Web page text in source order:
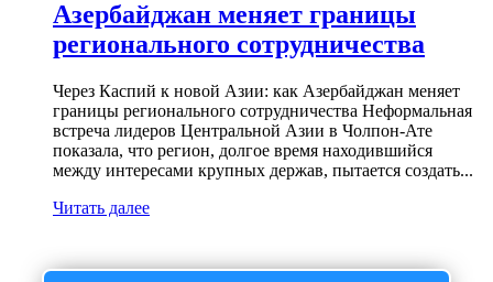
Азербайджан меняет границы
регионального сотрудничества
Через Каспий к новой Азии: как Азербайджан меняет
границы регионального сотрудничества Неформальная
встреча лидеров Центральной Азии в Чолпон-Ате
показала, что регион, долгое время находившийся
между интересами крупных держав, пытается создать...
Читать далее